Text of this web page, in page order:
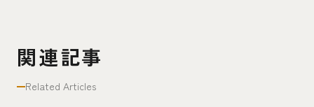
関連記事
Related Articles